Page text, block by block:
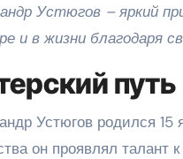
Устюгов – яркий
и в жизни благодаря
путь
Устюгов родился 15
он проявлял талант